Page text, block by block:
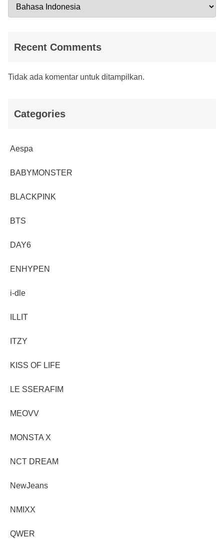
Recent Comments
Tidak ada komentar untuk ditampilkan.
Categories
Aespa
BABYMONSTER
BLACKPINK
BTS
DAY6
ENHYPEN
i-dle
ILLIT
ITZY
KISS OF LIFE
LE SSERAFIM
MEOVV
MONSTA X
NCT DREAM
NewJeans
NMIXX
QWER